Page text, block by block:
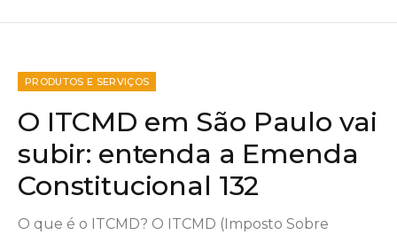
PRODUTOS E SERVIÇOS
O ITCMD em São Paulo vai
subir: entenda a Emenda
Constitucional 132
O que é o ITCMD? O ITCMD (Imposto Sobre